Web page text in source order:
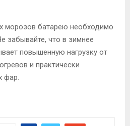
морозов батарею необходимо
забывайте, что в зимнее
повышенную нагрузку от
и практически
фар.